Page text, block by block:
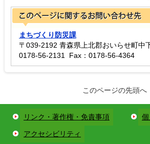
まちづくり防災課
〒039-2192 青森県上北郡おいらせ町中
0178-56-2131 Fax：0178-56-4364
このページの先頭へ
リンク・著作権・免責事項
アクセシビリティ